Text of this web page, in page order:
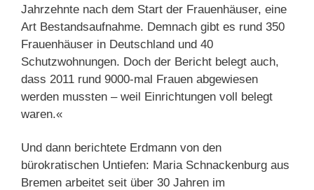
Jahrzehnte nach dem Start der Frauenhäuser, eine
Art Bestandsaufnahme. Demnach gibt es rund 350
Frauenhäuser in Deutschland und 40
Schutzwohnungen. Doch der Bericht belegt auch,
dass 2011 rund 9000-mal Frauen abgewiesen
werden mussten – weil Einrichtungen voll belegt
waren.«
Und dann berichtete Erdmann von den
bürokratischen Untiefen: Maria Schnackenburg aus
Bremen arbeitet seit über 30 Jahren im